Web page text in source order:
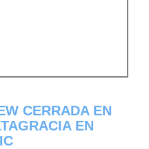
CERRADA EN
EN